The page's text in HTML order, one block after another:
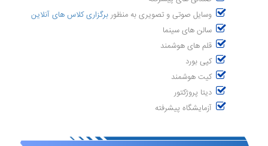
وسایل صوتی و تصویری به منظور برگزاری کلاس های آنلاین
سالن های سینما
قلم های هوشمند
کپی بورد
کیت هوشمند
دیتا پروژکتور
آزمایشگاه پیشرفته